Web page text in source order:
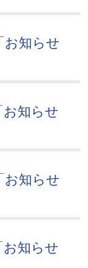
お知らせ
お知らせ
お知らせ
お知らせ